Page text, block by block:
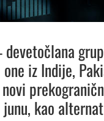
iz Indije,
kao